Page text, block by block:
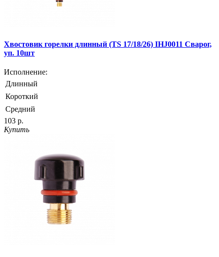
Хвостовик горелки длинный (TS 17/18/26) IHJ0011 Сварог,
уп. 10шт
Исполнение:
Длинный
Короткий
Средний
103 р.
Купить